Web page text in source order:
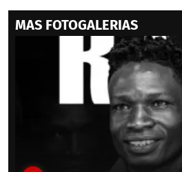
MAS FOTOGALERIAS